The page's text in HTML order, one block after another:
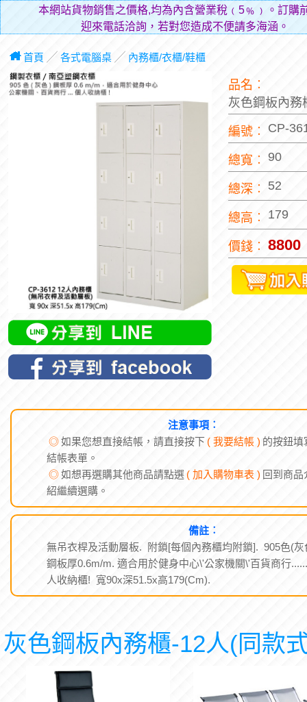
本網站貨物銷售之價格,均為內含營業稅﹙5﹪﹚。訂購
迎來電話洽詢，若對您造成不便請多海涵。
首頁 ╱ 各式電腦桌╱ 內務櫃/衣櫃/鞋櫃
品名︰
灰色鋼板內
編號︰ CP-
總寬︰ 90
總深︰ 52
總高︰ 179
價錢︰ 8800
注意事項︰
◎如果您想直接結帳，請直接按下 ( 我要結帳 ) 的按鈕填
結帳表單。
◎如想再選購其他商品請點選 ( 加入購物車表 ) 回到商品
紹繼續選購。
備註︰
無吊衣桿及活動層板. 附鎖[每個內務櫃均附鎖]. 905色(灰
鋼板厚0.6m/m. 適合用於健身中心\'公家機關\'百貨商行
人收納櫃! 寬90x深51.5x高179(Cm).
灰色鋼板內務櫃-12人(同款